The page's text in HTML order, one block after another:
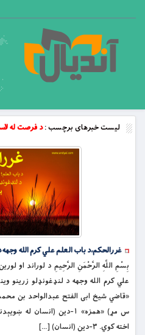
لیست خبرهای برچسب :د فرصت له
غررالحکم،د باب العلم علي کرم الله وجهه
بِسْمِ اللَّهِ الرَّحْمَنِ الرَّحِيمِ د لوراند او
علي کرم الله وجهه د لنډغونډلو زرینو
اخته کوي. ۳-دین (انسان) […]